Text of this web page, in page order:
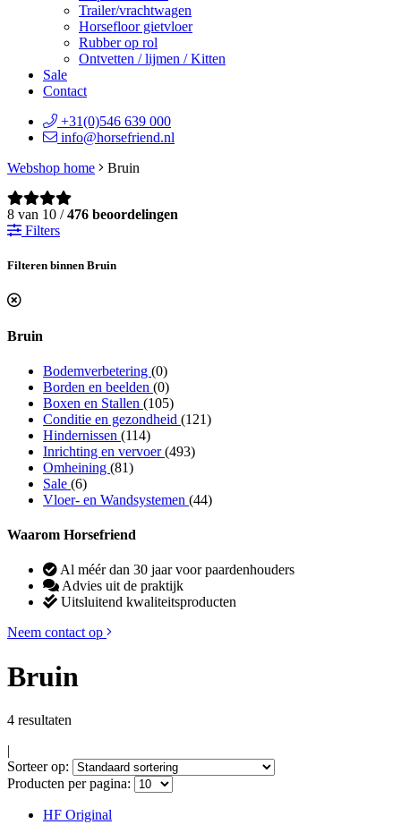
Trailer/vrachtwagen
Horsefloor gietvloer
Rubber op rol
Ontvetten / lijmen / Kitten
Sale
Contact
+31(0)546 639 000
info@horsefriend.nl
Webshop home
Bruin
8 van 10 /476 beoordelingen
Filters
Filteren binnen Bruin
Bruin
Bodemverbetering (0)
Borden en beelden (0)
Boxen en Stallen (105)
Conditie en gezondheid (121)
Hindernissen (114)
Inrichting en vervoer(493)
Omheining (81)
Sale (6)
Vloer- en Wandsystemen (44)
Waarom Horsefriend
Al méér dan 30 jaar voor paardenhouders
Advies uit de praktijk
Uitsluitend kwaliteitsproducten
Neem contact op
Bruin
4 resultaten
|
Sorteer op:
Producten per pagina:
HF Original